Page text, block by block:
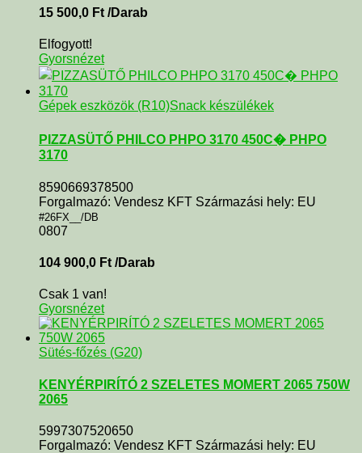
15 500,0 Ft /Darab
Elfogyott!
Gyorsnézet
Gépek eszközök (R10)Snack készülékek
PIZZASÜTŐ PHILCO PHPO 3170 450C� PHPO
3170
8590669378500
Forgalmazó: Vendesz KFT Származási hely: EU
#26FX__/DB
0807
104 900,0 Ft /Darab
Csak 1 van!
Gyorsnézet
Sütés-főzés (G20)
KENYÉRPIRÍTÓ 2 SZELETES MOMERT 2065 750W
2065
5997307520650
Forgalmazó: Vendesz KFT Származási hely: EU